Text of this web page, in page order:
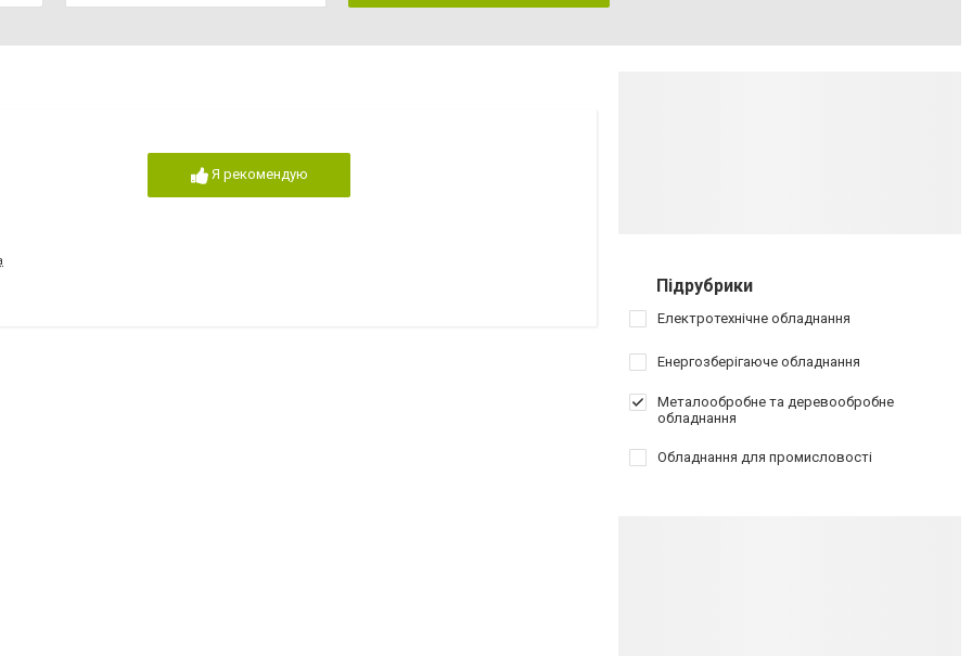
Я рекомендую
Підрубрики
Електротехнічне обладнання
Енергозберігаюче обладнання
Металообробне та деревообробне
обладнання
Обладнання для промисловості